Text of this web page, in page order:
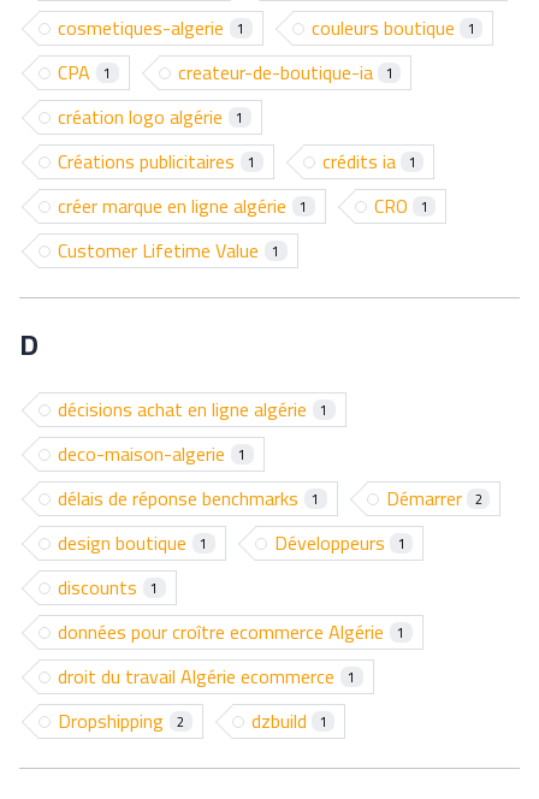
cosmetiques-algerie 1 couleurs boutique 1
CPA 1 createur-de-boutique-ia 1
création logo algérie 1
Créations publicitaires 1 crédits ia 1
créer marque en ligne algérie 1 CRO 1
Customer Lifetime Value 1
D
décisions achat en ligne algérie 1
deco-maison-algerie 1
délais de réponse benchmarks 1 Démarrer 2
design boutique 1 Développeurs 1
discounts 1
données pour croître ecommerce Algérie 1
droit du travail Algérie ecommerce 1
Dropshipping 2 dzbuild 1